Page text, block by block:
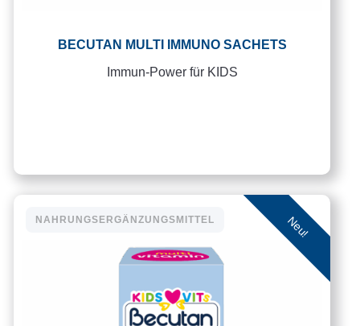
BECUTAN MULTI IMMUNO SACHETS
Immun-Power für KIDS
Neu!
NAHRUNGSERGÄNZUNGSMITTEL